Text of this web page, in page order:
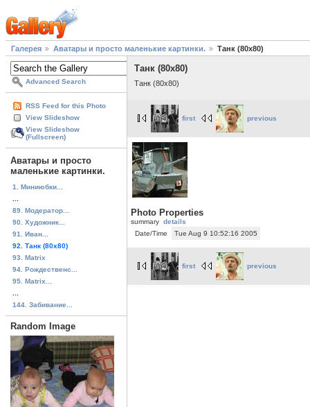
Галерея Аватары и просто маленькие картинки. Танк (80x80)
Advanced Search
RSS Feed for this Photo
View Slideshow
View Slideshow
(Fullscreen)
Аватары и просто
маленькие картинки.
1. Миниюбки...
89. Модератор...
90. Художник...
91. Иван...
92. Танк (80x80)
93. Matrix
94. Рождественс...
95. Matrix...
144. Забивание...
Random Image
Танк (80x80)
Танк (80x80)
first previous
Photo Properties
summary details
Date/Time
Tue Aug 9 10:52:16 2005
first previous